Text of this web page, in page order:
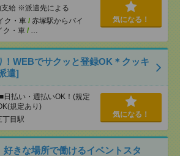
給 ※派遣先による
ク・車 / 赤塚駅からバイ
ク・車 / …
気になる！
！WEBでサクッと登録OK＊クッキ
遣]
払い・週払いOK！(規定
規定あり)
丁目駅
気になる！
好きな場所で働けるイベントスタ